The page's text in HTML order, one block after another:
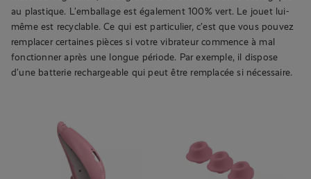
au plastique. L’emballage est également 100% vert. Le jouet lui-
même est recyclable. Ce qui est particulier, c’est que vous pouvez
remplacer certaines pièces si votre vibrateur commence à mal
fonctionner après une longue période. Par exemple, il dispose
d’une batterie rechargeable qui peut être remplacée si nécessaire.